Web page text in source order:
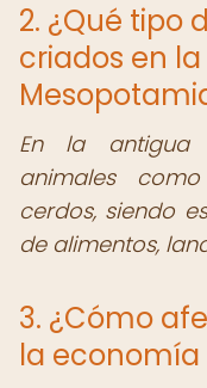
2. ¿Qué tipo
criados en
En la antigua
animales como
cerdos, siendo
de alimentos,
3. ¿Cómo
la